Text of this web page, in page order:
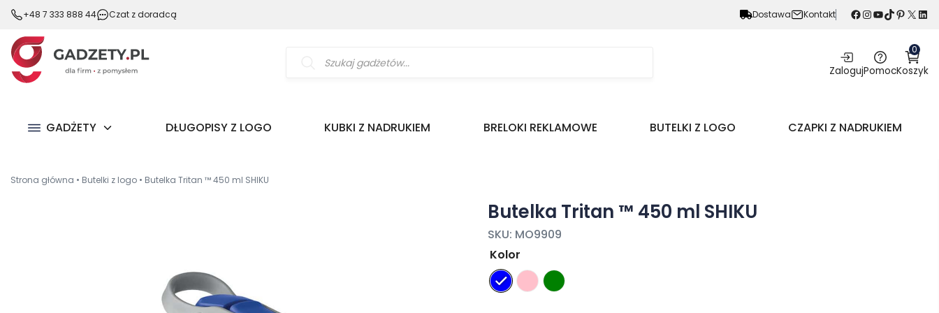
+48 7 333 888 44 Czat z doradcą Dostawa Kontakt Facebook InstagramYouTube TikTok Pinterest X LinkedIn
produktów ZalogujPomoc
0
Koszyk
GADŻETY DŁUGOPISY Z LOGO KUBKI Z NADRUKIEM BRELOKI REKLAMOWE BUTELKI Z LOGO CZAPKI Z NADRUKIEM
Strona główna • Butelki z logo • Butelka Tritan ™ 450 ml SHIKU
Butelka Tritan ™ 450 ml SHIKU
SKU: MO9909
Kolor